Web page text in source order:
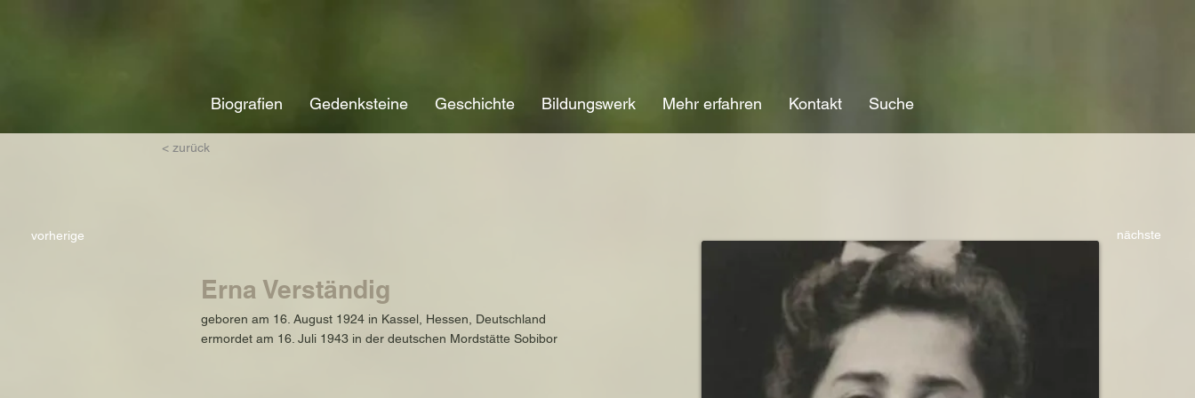
Biografien Gedenksteine Geschichte Bildungswerk Mehr erfahren Kontakt Suche
< zurück
vorherige
Erna Verständig
geboren am 16. August 1924 in Kassel, Hessen, Deutschland
ermordet am 16. Juli 1943 in der deutschen Mordstätte Sobibor
nächste